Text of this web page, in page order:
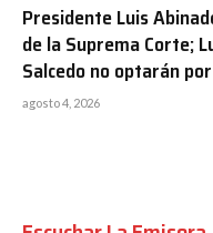
Presidente Luis
de la Suprema Corte;
Salcedo no optarán
agosto 4, 2026